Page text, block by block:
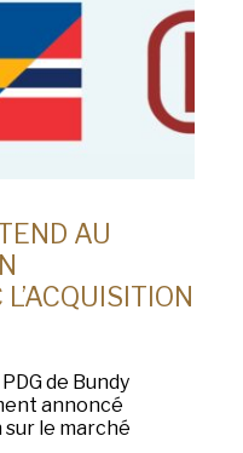
AU
de Bundy
annoncé
le marché